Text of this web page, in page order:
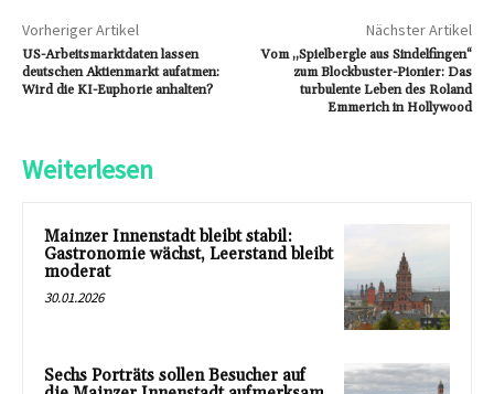
Vorheriger Artikel
US-Arbeitsmarktdaten lassen
deutschen Aktienmarkt aufatmen:
Wird die KI-Euphorie anhalten?
Nächster Artikel
Vom „Spielbergle aus Sindelfingen“
zum Blockbuster-Pionier: Das
turbulente Leben des Roland
Emmerich in Hollywood
Weiterlesen
Mainzer Innenstadt bleibt stabil:
Gastronomie wächst, Leerstand bleibt
moderat
30.01.2026
Sechs Porträts sollen Besucher auf